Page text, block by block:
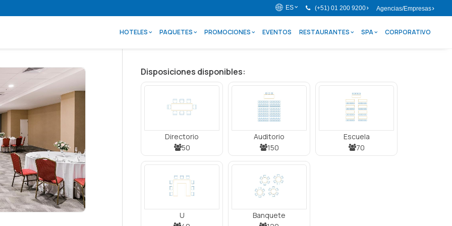
ES (+51) 01 200 9200 Agencias/Empresas
HOTELES PAQUETES PROMOCIONES EVENTOS RESTAURANTES SPA CORPORATIVO
Disposiciones disponibles:
Directorio
50
Auditorio
150
Escuela
70
U
Banquete